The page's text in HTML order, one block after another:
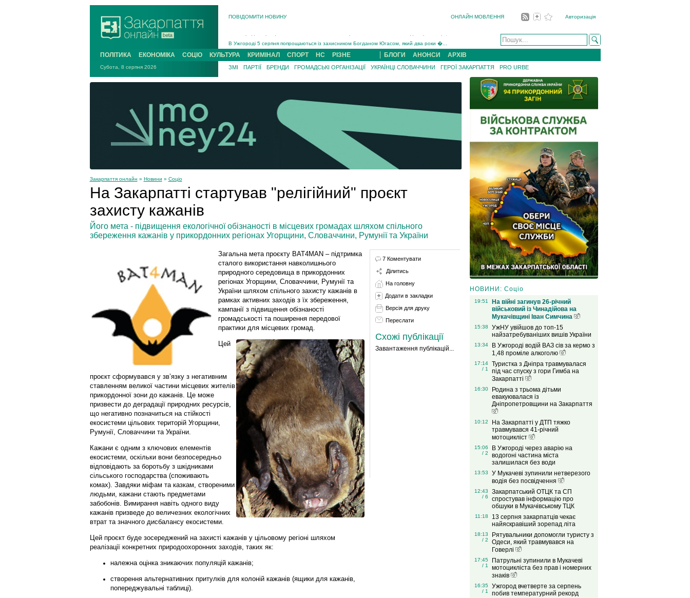
ПОВІДОМИТИ НОВИНУ ОНЛАЙН МОВЛЕННЯ Авторизація
Інструктора районного ТЦК на Закарпатті судитимуть за обвинуваченням у катув...
В Ужгороді 5 серпня попрощаються із захисником Богданом Югасом, який два роки �...
Підтвердили загибель захисника із Нанкова на Хустщині Юліана Гербея (ФОТО)[/gree...
На війні з рф поліг військовий з Виноградова Ігнат Роздяловський (ФОТО)...
На війні загинув 26-річний військовий із Чинадійова на Мукачівщині �...
ПОЛІТИКА ЕКОНОМІКА СОЦІО КУЛЬТУРА КРИМІНАЛ СПОРТ НС РІЗНЕ БЛОГИ АНОНСИ АРХІВ
Субота, 8 серпня 2026 ЗМІ ПАРТІЇ БРЕНДИ ГРОМАДСЬКІ ОРГАНІЗАЦІЇ УКРАЇНЦІ СЛОВАЧЧИНИ ГЕРОЇ ЗАКАРПАТТЯ PRO URBE
Закарпаття онлайн » Новини » Соціо
На Закарпатті стартував "релігійний" проєкт
захисту кажанів
Його мета - підвищення екологічної обізнаності в місцевих громадах шляхом спільного
збереження кажанів у прикордонних регіонах Угорщини, Словаччини, Румунії та України
Загальна мета проєкту BAT4MAN – підтримка
сталого використання навколишнього
природного середовища в прикордонних
регіонах Угорщини, Словаччини, Румунії та
України шляхом спільного захисту кажанів в
рамках активних заходів з їх збереження,
кампанії з підвищення обізнаності
громадськості та поширення передової
практики для місцевих громад.
Цей
проєкт сформувався у зв’язку з негативним
ставленням великої частини місцевих жителів
прикордонної зони до кажанів. Це може
призвести до деградації природних ресурсів,
що негативно позначиться на стійкості
екосистеми цільових територій Угорщини,
Румунії, Словаччини та України.
Кажани є одним з ключових елементів
екосистеми, оскільки вони безпосередньо
відповідають за боротьбу з шкідниками
сільського господарства (споживають
комах). Завдяки міфам та казкам, створеними
людьми, кажани стають предметами
забобонів. Вимирання навіть одного виду
кажанів призведе до величезних екологічних
втрат та значного дисбалансу екосистеми.
Цей проєкт буде зосереджений на захисті кажанів у цільовому регіоні шляхом
реалізації конкретних природоохоронних заходів, таких як:
належна оцінка зникаючих популяцій кажанів;
створення альтернативних притулків для колоній кажанів (ящики для кажанів,
попереджувальні таблиці).
7 Коментувати
Ділитись
На головну
Додати в закладки
Версія для друку
Переслати
Схожі публікації
Завантаження публікацій...
НОВИНИ: Соціо
19:51
На війні загинув 26-річний
військовий із Чинадійова на
Мукачівщині Іван Симчина
15:38
УжНУ увійшов до топ-15
найзатребуваніших вишів України
13:34
В Ужгороді водій ВАЗ сів за кермо з
1,48 проміле алкоголю
17:14
/ 1
Туристка з Дніпра травмувалася
під час спуску з гори Гимба на
Закарпатті
16:30
Родина з трьома дітьми
евакуювалася із
Дніпропетровщини на Закарпаття
10:12
На Закарпатті у ДТП тяжко
травмувався 41-річний
мотоцикліст
15:06
/ 2
В Ужгороді через аварію на
водогоні частина міста
залишилася без води
13:53
У Мукачеві зупинили нетверезого
водія без посвідчення
12:43
/ 6
Закарпатський ОТЦК та СП
спростував інформацію про
обшуки в Мукачівському ТЦК
11:18
13 серпня закарпатців чекає
найяскравіший зорепад літа
18:13
/ 2
Рятувальники допомогли туристу з
Одеси, який травмувався на
Говерлі
17:45
/ 1
Патрульні зупинили в Мукачеві
мотоцикліста без прав і номерних
знаків
16:35
/ 1
Ужгород вчетверте за серпень
побив температурний рекорд